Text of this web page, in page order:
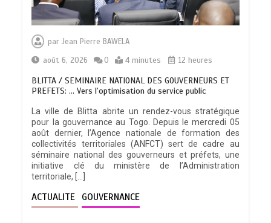
parJean Pierre BAWELA
août 6, 2026
0 4 minutes 12 heures
BLITTA / SEMINAIRE NATIONAL DES GOUVERNEURS ET
PREFETS: … Vers l’optimisation du service public
La ville de Blitta abrite un rendez-vous stratégique
pour la gouvernance au Togo. Depuis le mercredi 05
août dernier, l’Agence nationale de formation des
collectivités territoriales (ANFCT) sert de cadre au
séminaire national des gouverneurs et préfets, une
initiative clé du ministère de l’Administration
territoriale, […]
ACTUALITE GOUVERNANCE